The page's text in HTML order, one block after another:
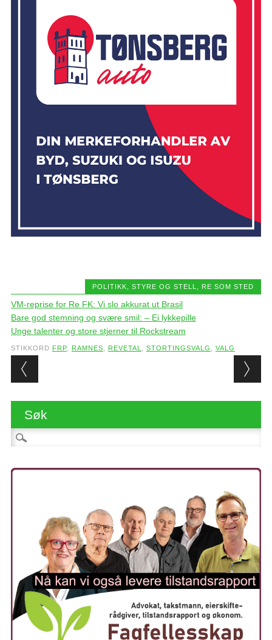
POLITIKK, STYRE OG STELL RE SOM STED
VM-reprise for Re FK: Vi slo akkurat ut Brasil
Bare god stemning og svære smil: – Ei lykkepille
Unge talenter og store stjerner til Rockstream
STIKKORD FRP, RAMNES REVETAL STORTINGSVALG VALG
Post navigation
Søk
Søk etter: